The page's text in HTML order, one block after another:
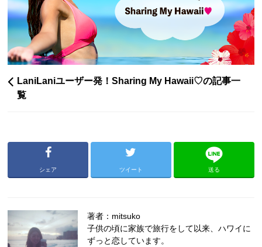
LaniLaniユーザー発！Sharing My Hawaii♡の記事一
覧
シェア ツイート 送る
著者：mitsuko
子供の頃に家族で旅行をして以来、ハワイに
ずっと恋しています。